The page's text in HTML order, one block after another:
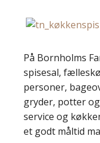
På Bornholms
spisesal,
personer,
gryder, potter
service og
et godt måltid